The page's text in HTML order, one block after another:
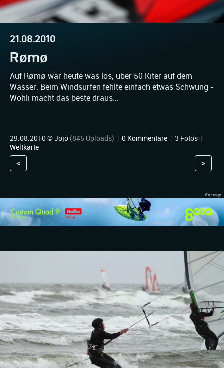
21.08.2010
Rømø
Auf Rømø war heute was los, über 50 Kiter auf dem
Wasser. Beim Windsurfen fehlte einfach etwas Schwung -
Wöhli macht das beste draus...
29.08.2010 ©Jojo (845 Uploads) | 0 Kommentare | 3 Fotos |
Weltkarte
< >